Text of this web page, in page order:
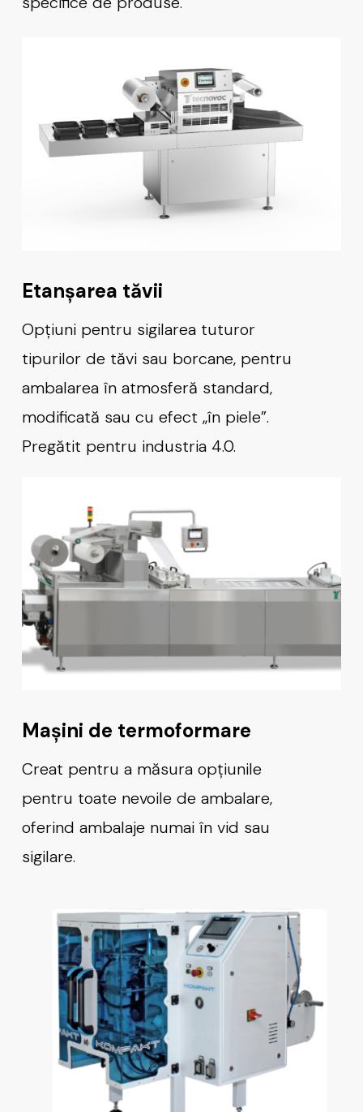
Etanșarea tăvii
Opțiuni pentru sigilarea tuturor
tipurilor de tăvi sau borcane, pentru
ambalarea în atmosferă standard,
modificată sau cu efect „în piele”.
Pregătit pentru industria 4.0.
Mașini de termoformare
Creat pentru a măsura opțiunile
pentru toate nevoile de ambalare,
oferind ambalaje numai în vid sau
sigilare.